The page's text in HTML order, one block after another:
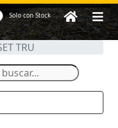
Solo con Stock
TRU